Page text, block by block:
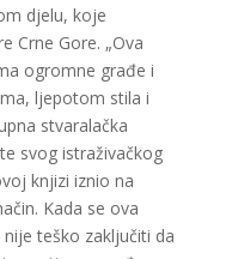
djelu, koje
Crne Gore. „Ova
ogromne građe i
lјepotom stila i
stvaralačka
svog istraživačkog
knjizi iznio na
Kada se ova
teško zaklјučiti da